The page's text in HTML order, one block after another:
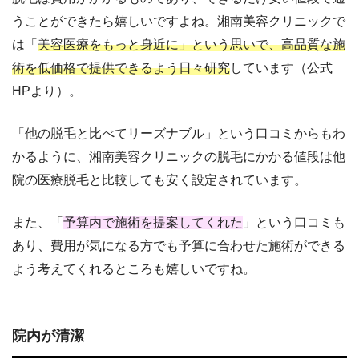
うことができたら嬉しいですよね。湘南美容クリニックで
は「 美容医療をもっと身近に」という思いで、高品質な施
術を低価格で提供できるよう日々研究しています（公式
HPより）。
「他の脱毛と比べてリーズナブル」という口コミからもわ
かるように、湘南美容クリニックの脱毛にかかる値段は他
院の医療脱毛と比較しても安く設定されています。
また、「 予算内で施術を提案してくれた 」という口コミも
あり、費用が気になる方でも予算に合わせた施術ができる
よう考えてくれるところも嬉しいですね。
院内が清潔